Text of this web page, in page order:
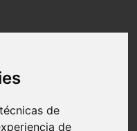
de
de